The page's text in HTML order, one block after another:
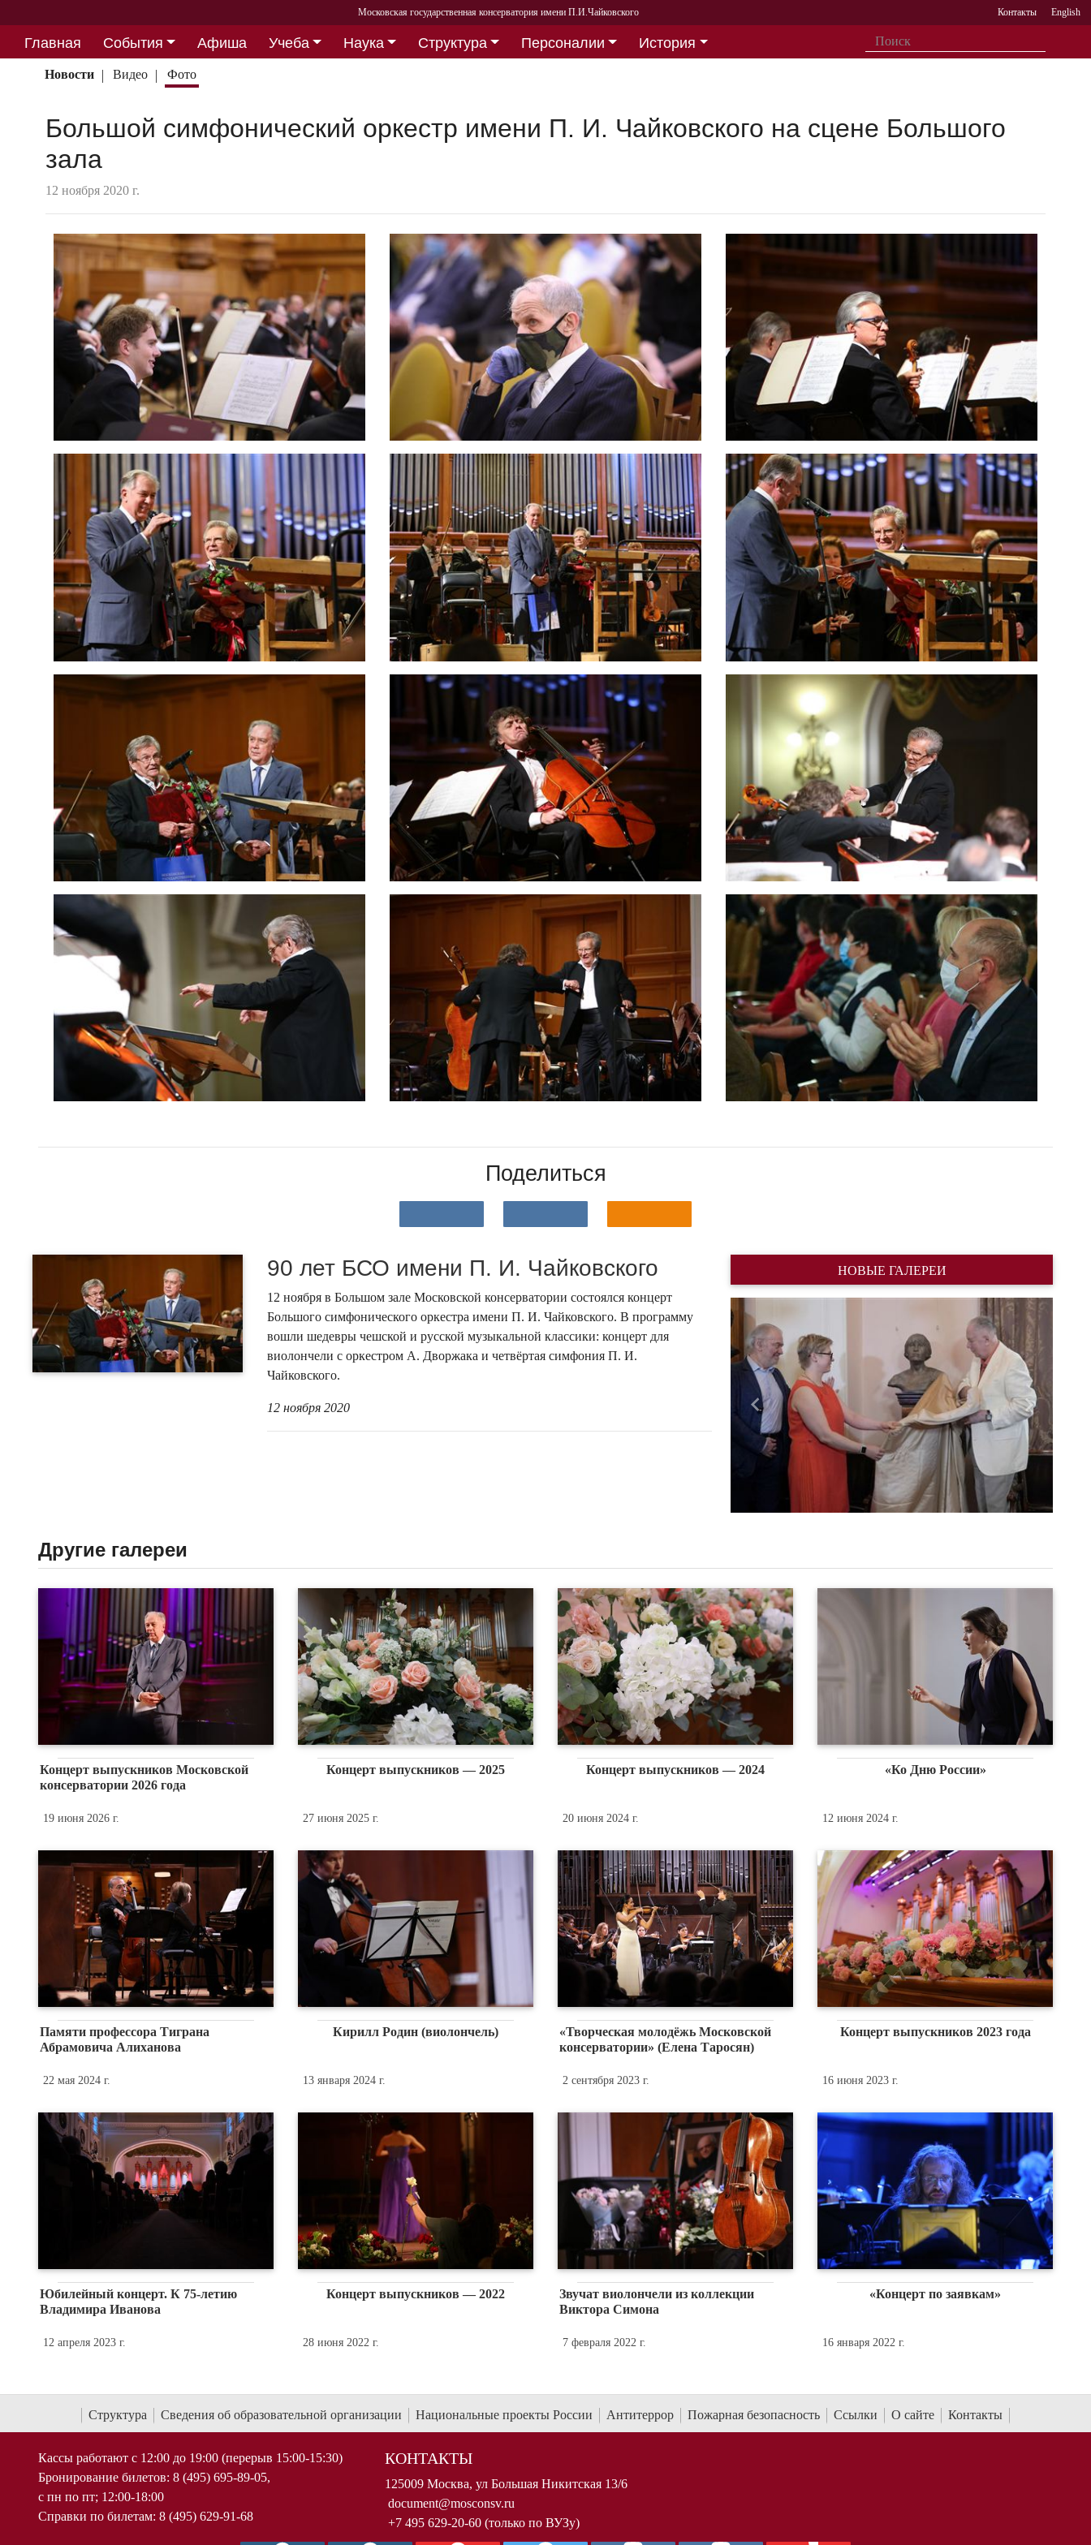
Московская государственная консерватория имени П.И.Чайковского Контакты English
Главная События Афиша Учеба Наука Структура Персоналии
История
Партнерство
Новости Видео Фото
Большой симфонический оркестр имени П. И. Чайковского на сцене Большого
зала
12 ноября 2020 г.
Поделиться
90 лет БСО имени П. И. Чайковского
12 ноября в Большом зале Московской консерватории состоялся концерт
Большого симфонического оркестра имени П. И. Чайковского. В программу
вошли шедевры чешской и русской музыкальной классики: концерт для
виолончели с оркестром А. Дворжака и четвёртая симфония П. И.
Чайковского.
12 ноября 2020
НОВЫЕ ГАЛЕРЕИ
Назад Вперед
Другие галереи
Концерт выпускников Московской
консерватории 2026 года
19 июня 2026 г.
Концерт выпускников — 2025
27 июня 2025 г.
Концерт выпускников — 2024
20 июня 2024 г.
«Ко Дню России»
12 июня 2024 г.
Памяти профессора Тиграна
Абрамовича Алиханова
22 мая 2024 г.
Кирилл Родин (виолончель)
13 января 2024 г.
«Творческая молодёжь Московской
консерватории» (Елена Таросян)
2 сентября 2023 г.
Концерт выпускников 2023 года
16 июня 2023 г.
Юбилейный концерт. К 75-летию
Владимира Иванова
12 апреля 2023 г.
Концерт выпускников — 2022
28 июня 2022 г.
Звучат виолончели из коллекции
Виктора Симона
7 февраля 2022 г.
«Концерт по заявкам»
16 января 2022 г.
Структура Сведения об образовательной организации Национальные проекты России Антитеррор Пожарная безопасность Ссылки О сайте Контакты
Кассы работают с 12:00 до 19:00 (перерыв 15:00-15:30)
Бронирование билетов: 8 (495) 695-89-05,
с пн по пт; 12:00-18:00
Справки по билетам: 8 (495) 629-91-68
КОНТАКТЫ
125009 Москва, ул Большая Никитская 13/6
document@mosconsv.ru
+7 495 629-20-60 (только по ВУЗу)